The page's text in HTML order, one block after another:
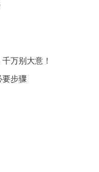
万别大意！
步骤